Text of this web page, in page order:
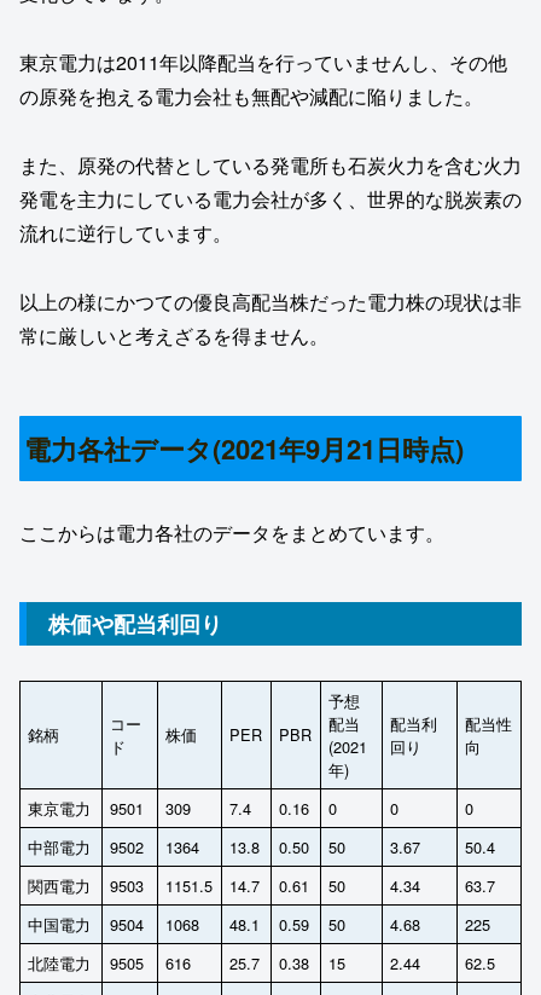
東京電力は2011年以降配当を行っていませんし、その他
の原発を抱える電力会社も無配や減配に陥りました。
また、原発の代替としている発電所も石炭火力を含む火力
発電を主力にしている電力会社が多く、世界的な脱炭素の
流れに逆行しています。
以上の様にかつての優良高配当株だった電力株の現状は非
常に厳しいと考えざるを得ません。
電力各社データ(2021年9月21日時点)
ここからは電力各社のデータをまとめています。
株価や配当利回り
銘柄
コー
ド
株価 PER PBR
予想
配当
(2021
年)
配当利
回り
配当性
向
東京電力 9501 309 7.4 0.16 0 0
0
中部電力
9502 1364 13.8 0.50 50 3.67
50.4
関西電力
9503 1151.5 14.7 0.61 50 4.34
63.7
中国電力
9504 1068 48.1 0.59 50 4.68
225
北陸電力
9505 616 25.7 0.38 15 2.44
62.5